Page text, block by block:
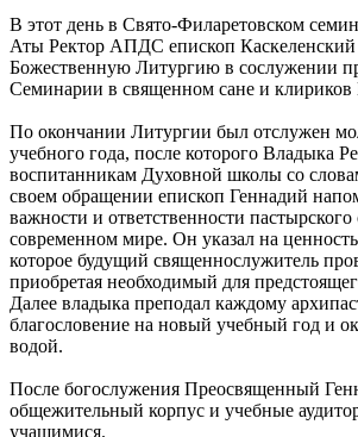
В этот день в Свято-Филаретовском
Аты Ректор АПДС епископ
Божественную Литургию в сослужении
Семинарии в священном сане и
По окончании Литургии был отслужен
учебного года, после которого Владыка
воспитанникам Духовной школы со
своем обращении епископ Геннадий
важности и ответственности
современном мире. Он указал на
которое будущий священнослужитель
приобретая необходимый для
Далее владыка преподал каждому
благословение на новый учебный год и
водой.
После богослужения Преосвященный
общежительный корпус и учебные
учащимися.